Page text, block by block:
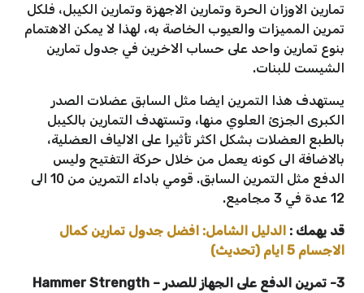
تمارين الاوزان الحرة وتمارين الاجهزة وتمارين الكيبل، فلكل
تمرين المميزات والعيوب الخاصة به، لهذا لا يمكن الاهتمام
بنوع تمارين واحد على حساب الاخرين في جدول تمارين
الشيست للبنات.
يستهدف هذا التمرين ايضا مثل السابق عضلات الصدر
الكبرى الجزئ العلوي منها، وتستهدف التمارين بالكيبل
بالطبع العضلات بشكل اكثر تأثيرا على الالياف العضلية،
بالاضافة الى كونه يعمل من خلال حركة التفتيح وليس
الدفع مثل التمرين السابق. قومي باداء التمرين من 10 الى
12 عدة في 3 مجاميع.
قد يهمك : الدليل الشامل: افضل جدول تمارين كمال
الاجسام 5 ايام (تحديث)
3- تمرين الدفع على الجهاز للصدر – Hammer Strength